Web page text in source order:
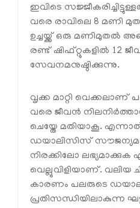
ഇവിടെ
വരെ രാവിലെ 8 മണി
ഉച്ചയ്ക്ക് ഒരു മണിമുതല്‍
രണ്ട് ഷിഫ്റ്റുകളില്‍ 12
സേവനമനുഷ്ഠിക്കുന്നു.
വൃക്ക മാറ്റി വെക്കലാണ്
വരെ ജീവന്‍
ചെയ്തേ മതിയാകൂ.
ഡയാലിസിസ്
നിരക്കിലോ
വെല്ലുവിളിയാണ്. വലിയ
കാരണം പലരുടെ
പ്രതിസന്ധിയിലാകുന്ന